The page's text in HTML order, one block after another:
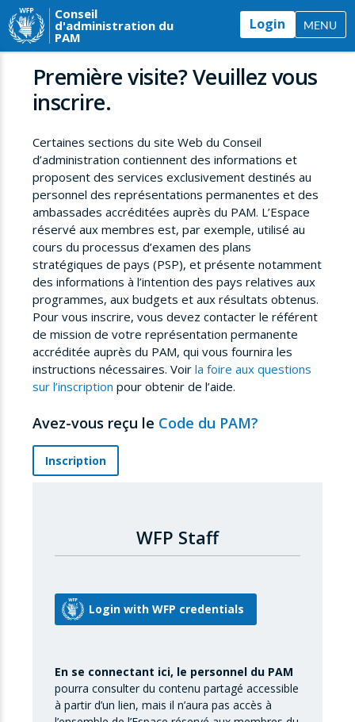
Conseil
d'administration du
PAM
Login MENU
Première visite? Veuillez vous
inscrire.
Certaines sections du site Web du Conseil
d’administration contiennent des informations et
proposent des services exclusivement destinés au
personnel des représentations permanentes et des
ambassades accréditées auprès du PAM. L’Espace
réservé aux membres est, par exemple, utilisé au
cours du processus d’examen des plans
stratégiques de pays (PSP), et présente notamment
des informations à l’intention des pays relatives aux
programmes, aux budgets et aux résultats obtenus.
Pour vous inscrire, vous devez contacter le référent
de mission de votre représentation permanente
accréditée auprès du PAM, qui vous fournira les
instructions nécessaires. Voir la foire aux questions
sur l’inscription pour obtenir de l’aide.
Avez-vous reçu le Code du PAM?
Inscription
WFP Staff
En se connectant ici, le personnel du PAM
pourra consulter du contenu partagé accessible
à partir d’un lien, mais il n’aura pas accès à